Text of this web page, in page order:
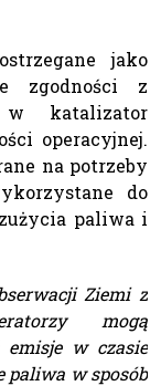
jako
zgodności z
w katalizator
operacyjnej.
na potrzeby
do
paliwa i
Ziemi z
mogą
emisje w czasie
paliwa w sposób